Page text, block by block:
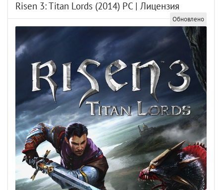
Risen 3: Titan Lords (2014) PC | Лицензия
Обновлено